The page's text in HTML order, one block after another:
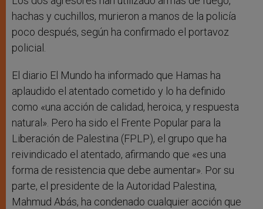
hachas y cuchillos, murieron a manos de la policía
poco después, según ha confirmado el portavoz
policial.
El diario El Mundo ha informado que Hamas ha
aplaudido el atentado cometido y lo ha definido
como «una acción de calidad, heroica, y respuesta
natural». Pero ha sido el Frente Popular para la
Liberación de Palestina (FPLP), el grupo que ha
reivindicado el atentado, afirmando que «es una
forma de resistencia que debe aumentar». Por su
parte, el presidente de la Autoridad Palestina,
Mahmud Abás, ha condenado cualquier acción que